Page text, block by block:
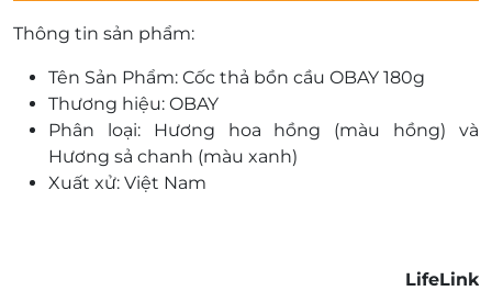
Thông tin sản phẩm:
Tên Sản Phẩm: Cốc thả bồn cầu OBAY 180g
Thương hiệu: OBAY
Phân loại: Hương hoa hồng (màu hồng) và
Hương sả chanh (màu xanh)
Xuất xử: Việt Nam
LifeLink